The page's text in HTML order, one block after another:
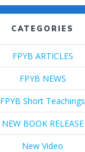
CATEGORIES
FPYB ARTICLES
FPYB NEWS
FPYB Short Teachings
NEW BOOK RELEASE
New Video